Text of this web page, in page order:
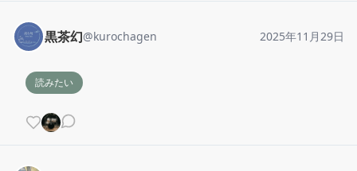
黒茶幻@kurochagen 2025年11月29日
読みたい